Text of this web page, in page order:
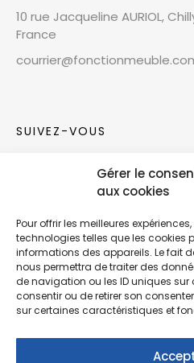
Gérer le
aux cookies
Pour offrir les meilleures
technologies telles que les cookies
informations des appareils. Le fait
nous permettra de traiter des
de navigation ou les ID uniques sur
consentir ou de retirer son
sur certaines caractéristiques et
10 rue Jacqueline AURIOL,
France
SUIVEZ-VOUS
Rejoignez notre communauté
Nouvelles collections, vie de
inspirations : soyez informés
actualités.